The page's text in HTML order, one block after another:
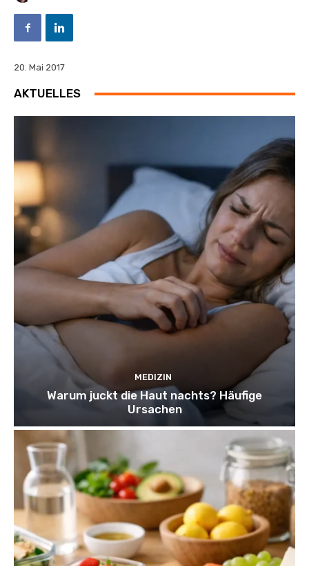
20. Mai 2017
AKTUELLES
MEDIZIN
Warum juckt die Haut nachts? Häufige
Ursachen